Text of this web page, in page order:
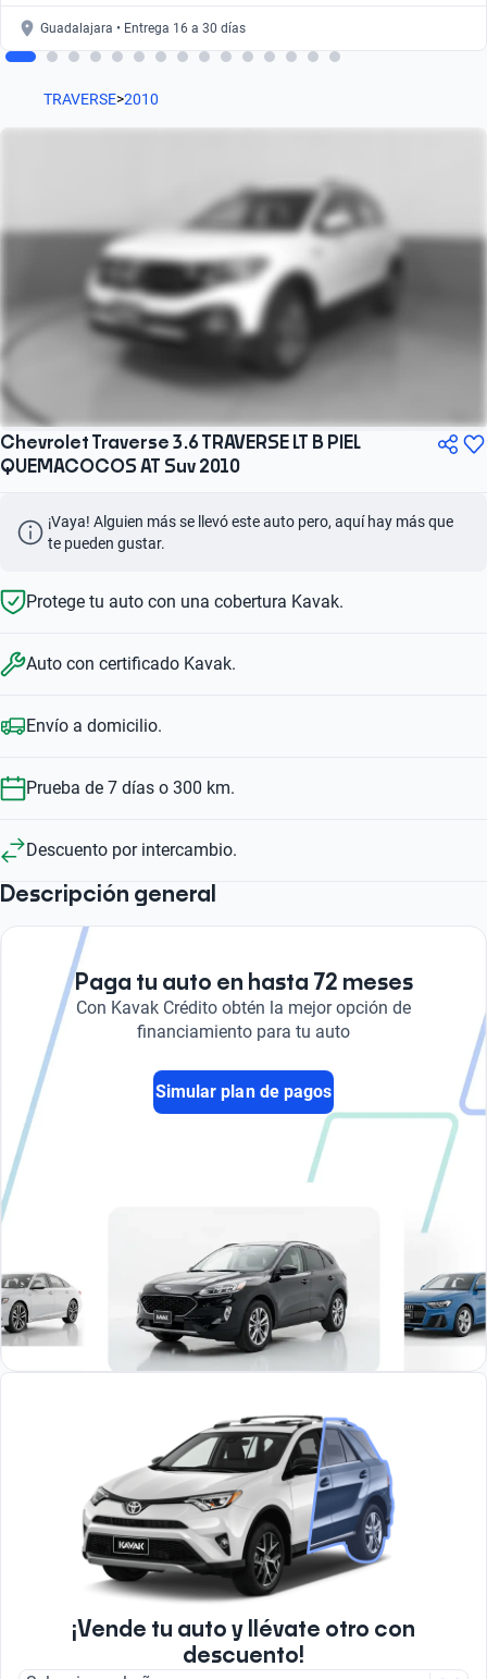
Guadalajara • Entrega 16 a 30 días
TRAVERSE>2010
Chevrolet Traverse 3.6 TRAVERSE LT B PIEL
QUEMACOCOS AT Suv 2010
¡Vaya! Alguien más se llevó este auto pero, aquí hay más que
te pueden gustar.
Protege tu auto con una cobertura Kavak.
Auto con certificado Kavak.
Envío a domicilio.
Prueba de 7 días o 300 km.
Descuento por intercambio.
Descripción general
Paga tu auto en hasta 72 meses
Con Kavak Crédito obtén la mejor opción de
financiamiento para tu auto
Simular plan de pagos
¡Vende tu auto y llévate otro con
descuento!